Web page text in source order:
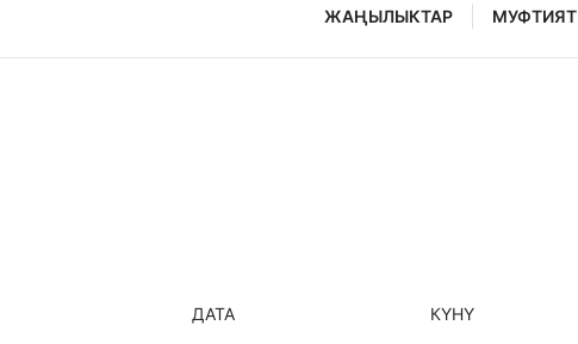
ЖАҢЫЛЫКТАР МУФТИЯТ
ДАТА КҮНҮ